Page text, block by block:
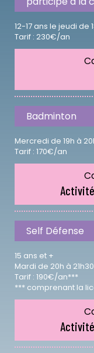
12-17 ans le jeudi de
Tarif : 230€/an
Badminton
Mercredi de 19h à
Tarif : 170€/an
Self Défense
15 ans et +
Mardi de 20h à
Tarif : 190€/an***
*** comprenant la